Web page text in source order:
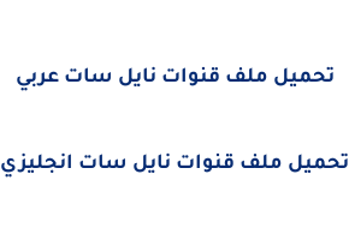
تحميل ملف قنوات نايل سات عربي
تحميل ملف قنوات نايل سات انجليزي